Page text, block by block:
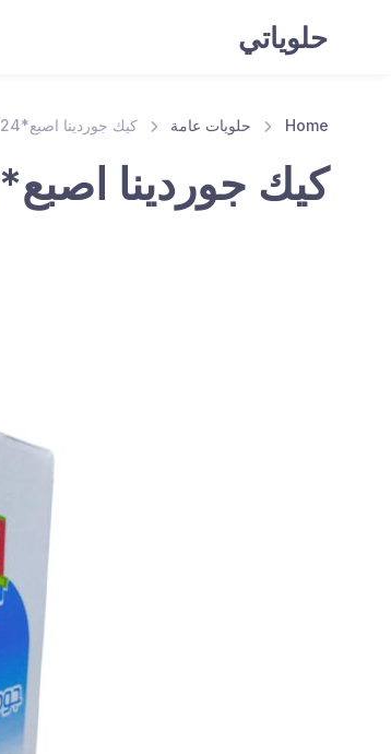
حلوياتي
Home حلويات عامة كيك جوردينا اصبع*24
كيك جوردينا اصبع*24